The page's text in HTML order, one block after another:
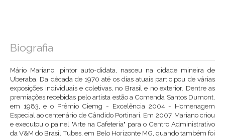
Biografia
Mário Mariano, pintor auto-didata, nasceu na cidade mineira de
Uberaba. Da década de 1970 até os dias atuais participou de várias
exposições individuais e coletivas, no Brasil e no exterior. Dentre as
premiações recebidas pelo artista estão a Comenda Santos Dumont,
em 1983, e o Prêmio Ciemg - Excelência 2004 - Homenagem
Especial ao centenário de Cândido Portinari. Em 2007, Mariano criou
e executou o painel "Arte na Cafeteria" para o Centro Administrativo
da V&M do Brasil Tubes, em Belo Horizonte MG, quando também foi